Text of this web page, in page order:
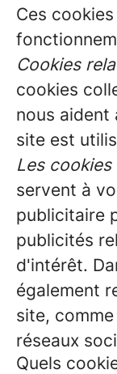
Ces
Cookies
cookies
nous aident
site est
Les
servent à
publicitaire
publicités
d'intérêt.
également
site,
réseaux
Quels